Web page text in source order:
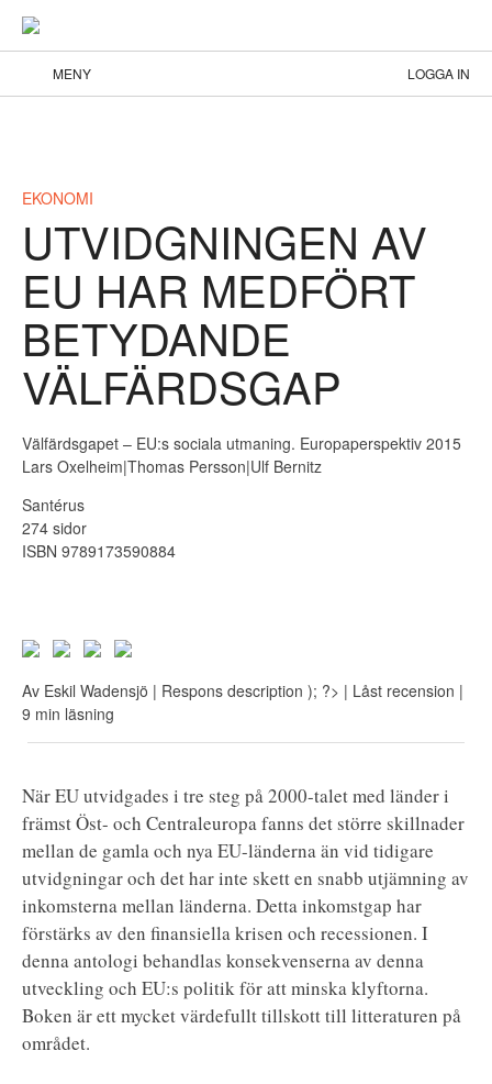
MENY LOGGA IN
EKONOMI
UTVIDGNINGEN AV
EU HAR MEDFÖRT
BETYDANDE
VÄLFÄRDSGAP
Välfärdsgapet – EU:s sociala utmaning. Europaperspektiv 2015
Lars Oxelheim|Thomas Persson|Ulf Bernitz
Santérus
274 sidor
ISBN 9789173590884
Av Eskil Wadensjö | Respons description ); ?> | Låst recension |
9 min läsning
När EU utvidgades i tre steg på 2000-talet med länder i
främst Öst- och Centraleuropa fanns det större skillnader
mellan de gamla och nya EU-länderna än vid tidigare
utvidgningar och det har inte skett en snabb utjämning av
inkomsterna mellan länderna. Detta inkomstgap har
förstärks av den finansiella krisen och recessionen. I
denna antologi behandlas konsekvenserna av denna
utveckling och EU:s politik för att minska klyftorna.
Boken är ett mycket värdefullt tillskott till litteraturen på
området.